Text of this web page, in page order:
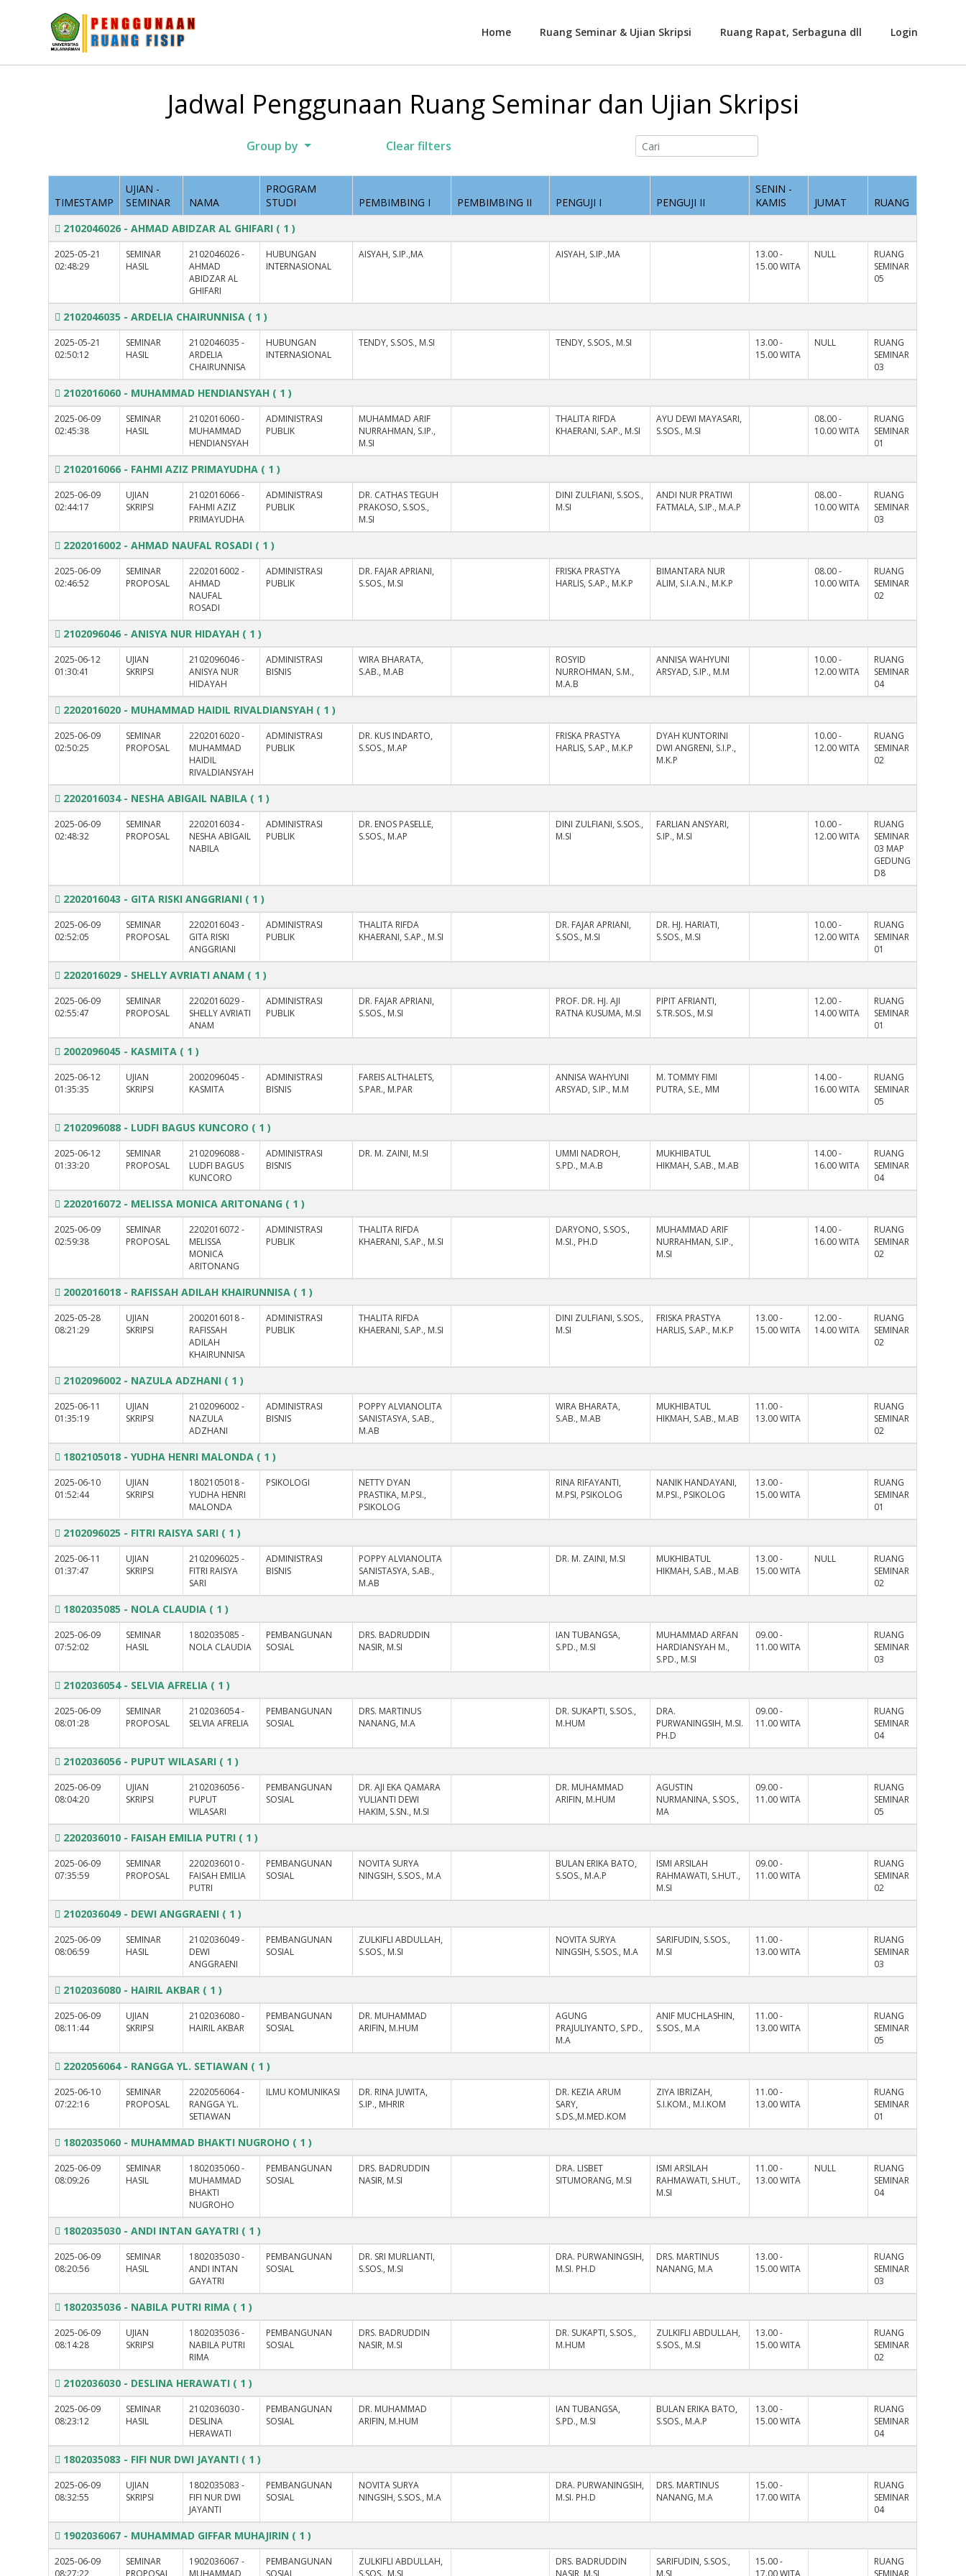
Home Ruang Seminar & Ujian Skripsi Ruang Rapat, Serbaguna dll Login
Jadwal Penggunaan Ruang Seminar dan Ujian Skripsi
Group by Clear filters
TIMESTAMP
UJIAN -
SEMINAR
NAMA
PROGRAM
STUDI
PEMBIMBING I PEMBIMBING II PENGUJI I PENGUJI II
SENIN -
KAMIS
JUMAT
RUANG
2102046026 - AHMAD ABIDZAR AL GHIFARI ( 1 )
2025-05-21
02:48:29
SEMINAR
HASIL
2102046026 -
AHMAD
ABIDZAR AL
GHIFARI
HUBUNGAN
INTERNASIONAL
AISYAH, S.IP.,MA AISYAH, S.IP.,MA
13.00 -
15.00 WITA
NULL
RUANG
SEMINAR
05
2102046035 - ARDELIA CHAIRUNNISA ( 1 )
2025-05-21
02:50:12
SEMINAR
HASIL
2102046035 -
ARDELIA
CHAIRUNNISA
HUBUNGAN
INTERNASIONAL
TENDY, S.SOS., M.SI TENDY, S.SOS., M.SI
13.00 -
15.00 WITA
NULL
RUANG
SEMINAR
03
2102016060 - MUHAMMAD HENDIANSYAH ( 1 )
2025-06-09
02:45:38
SEMINAR
HASIL
2102016060 -
MUHAMMAD
HENDIANSYAH
ADMINISTRASI
PUBLIK
MUHAMMAD ARIF
NURRAHMAN, S.IP.,
M.SI
THALITA RIFDA
KHAERANI, S.AP., M.SI
AYU DEWI MAYASARI,
S.SOS., M.SI
08.00 -
10.00 WITA
RUANG
SEMINAR
01
2102016066 - FAHMI AZIZ PRIMAYUDHA ( 1 )
2025-06-09
02:44:17
UJIAN
SKRIPSI
2102016066 -
FAHMI AZIZ
PRIMAYUDHA
ADMINISTRASI
PUBLIK
DR. CATHAS TEGUH
PRAKOSO, S.SOS.,
M.SI
DINI ZULFIANI, S.SOS.,
M.SI
ANDI NUR PRATIWI
FATMALA, S.IP., M.A.P
08.00 -
10.00 WITA
RUANG
SEMINAR
03
2202016002 - AHMAD NAUFAL ROSADI ( 1 )
2025-06-09
02:46:52
SEMINAR
PROPOSAL
2202016002 -
AHMAD
NAUFAL
ROSADI
ADMINISTRASI
PUBLIK
DR. FAJAR APRIANI,
S.SOS., M.SI
FRISKA PRASTYA
HARLIS, S.AP., M.K.P
BIMANTARA NUR
ALIM, S.I.A.N., M.K.P
08.00 -
10.00 WITA
RUANG
SEMINAR
02
2102096046 - ANISYA NUR HIDAYAH ( 1 )
2025-06-12
01:30:41
UJIAN
SKRIPSI
2102096046 -
ANISYA NUR
HIDAYAH
ADMINISTRASI
BISNIS
WIRA BHARATA,
S.AB., M.AB
ROSYID
NURROHMAN, S.M.,
M.A.B
ANNISA WAHYUNI
ARSYAD, S.IP., M.M
10.00 -
12.00 WITA
RUANG
SEMINAR
04
2202016020 - MUHAMMAD HAIDIL RIVALDIANSYAH ( 1 )
2025-06-09
02:50:25
SEMINAR
PROPOSAL
2202016020 -
MUHAMMAD
HAIDIL
RIVALDIANSYAH
ADMINISTRASI
PUBLIK
DR. KUS INDARTO,
S.SOS., M.AP
FRISKA PRASTYA
HARLIS, S.AP., M.K.P
DYAH KUNTORINI
DWI ANGRENI, S.I.P.,
M.K.P
10.00 -
12.00 WITA
RUANG
SEMINAR
02
2202016034 - NESHA ABIGAIL NABILA ( 1 )
2025-06-09
02:48:32
SEMINAR
PROPOSAL
2202016034 -
NESHA ABIGAIL
NABILA
ADMINISTRASI
PUBLIK
DR. ENOS PASELLE,
S.SOS., M.AP
DINI ZULFIANI, S.SOS.,
M.SI
FARLIAN ANSYARI,
S.IP., M.SI
10.00 -
12.00 WITA
RUANG
SEMINAR
03 MAP
GEDUNG
D8
2202016043 - GITA RISKI ANGGRIANI ( 1 )
2025-06-09
02:52:05
SEMINAR
PROPOSAL
2202016043 -
GITA RISKI
ANGGRIANI
ADMINISTRASI
PUBLIK
THALITA RIFDA
KHAERANI, S.AP., M.SI
DR. FAJAR APRIANI,
S.SOS., M.SI
DR. HJ. HARIATI,
S.SOS., M.SI
10.00 -
12.00 WITA
RUANG
SEMINAR
01
2202016029 - SHELLY AVRIATI ANAM ( 1 )
2025-06-09
02:55:47
SEMINAR
PROPOSAL
2202016029 -
SHELLY AVRIATI
ANAM
ADMINISTRASI
PUBLIK
DR. FAJAR APRIANI,
S.SOS., M.SI
PROF. DR. HJ. AJI
RATNA KUSUMA, M.SI
PIPIT AFRIANTI,
S.TR.SOS., M.SI
12.00 -
14.00 WITA
RUANG
SEMINAR
01
2002096045 - KASMITA ( 1 )
2025-06-12
01:35:35
UJIAN
SKRIPSI
2002096045 -
KASMITA
ADMINISTRASI
BISNIS
FAREIS ALTHALETS,
S.PAR., M.PAR
ANNISA WAHYUNI
ARSYAD, S.IP., M.M
M. TOMMY FIMI
PUTRA, S.E., MM
14.00 -
16.00 WITA
RUANG
SEMINAR
05
2102096088 - LUDFI BAGUS KUNCORO ( 1 )
2025-06-12
01:33:20
SEMINAR
PROPOSAL
2102096088 -
LUDFI BAGUS
KUNCORO
ADMINISTRASI
BISNIS
DR. M. ZAINI, M.SI
UMMI NADROH,
S.PD., M.A.B
MUKHIBATUL
HIKMAH, S.AB., M.AB
14.00 -
16.00 WITA
RUANG
SEMINAR
04
2202016072 - MELISSA MONICA ARITONANG ( 1 )
2025-06-09
02:59:38
SEMINAR
PROPOSAL
2202016072 -
MELISSA
MONICA
ARITONANG
ADMINISTRASI
PUBLIK
THALITA RIFDA
KHAERANI, S.AP., M.SI
DARYONO, S.SOS.,
M.SI., PH.D
MUHAMMAD ARIF
NURRAHMAN, S.IP.,
M.SI
14.00 -
16.00 WITA
RUANG
SEMINAR
02
2002016018 - RAFISSAH ADILAH KHAIRUNNISA ( 1 )
2025-05-28
08:21:29
UJIAN
SKRIPSI
2002016018 -
RAFISSAH
ADILAH
KHAIRUNNISA
ADMINISTRASI
PUBLIK
THALITA RIFDA
KHAERANI, S.AP., M.SI
DINI ZULFIANI, S.SOS.,
M.SI
FRISKA PRASTYA
HARLIS, S.AP., M.K.P
13.00 -
15.00 WITA
12.00 -
14.00 WITA
RUANG
SEMINAR
02
2102096002 - NAZULA ADZHANI ( 1 )
2025-06-11
01:35:19
UJIAN
SKRIPSI
2102096002 -
NAZULA
ADZHANI
ADMINISTRASI
BISNIS
POPPY ALVIANOLITA
SANISTASYA, S.AB.,
M.AB
WIRA BHARATA,
S.AB., M.AB
MUKHIBATUL
HIKMAH, S.AB., M.AB
11.00 -
13.00 WITA
RUANG
SEMINAR
02
1802105018 - YUDHA HENRI MALONDA ( 1 )
2025-06-10
01:52:44
UJIAN
SKRIPSI
1802105018 -
YUDHA HENRI
MALONDA
PSIKOLOGI
NETTY DYAN
PRASTIKA, M.PSI.,
PSIKOLOG
RINA RIFAYANTI,
M.PSI, PSIKOLOG
NANIK HANDAYANI,
M.PSI., PSIKOLOG
13.00 -
15.00 WITA
RUANG
SEMINAR
01
2102096025 - FITRI RAISYA SARI ( 1 )
2025-06-11
01:37:47
UJIAN
SKRIPSI
2102096025 -
FITRI RAISYA
SARI
ADMINISTRASI
BISNIS
POPPY ALVIANOLITA
SANISTASYA, S.AB.,
M.AB
DR. M. ZAINI, M.SI
MUKHIBATUL
HIKMAH, S.AB., M.AB
13.00 -
15.00 WITA
NULL
RUANG
SEMINAR
02
1802035085 - NOLA CLAUDIA ( 1 )
2025-06-09
07:52:02
SEMINAR
HASIL
1802035085 -
NOLA CLAUDIA
PEMBANGUNAN
SOSIAL
DRS. BADRUDDIN
NASIR, M.SI
IAN TUBANGSA,
S.PD., M.SI
MUHAMMAD ARFAN
HARDIANSYAH M.,
S.PD., M.SI
09.00 -
11.00 WITA
RUANG
SEMINAR
03
2102036054 - SELVIA AFRELIA ( 1 )
2025-06-09
08:01:28
SEMINAR
PROPOSAL
2102036054 -
SELVIA AFRELIA
PEMBANGUNAN
SOSIAL
DRS. MARTINUS
NANANG, M.A
DR. SUKAPTI, S.SOS.,
M.HUM
DRA.
PURWANINGSIH, M.SI.
PH.D
09.00 -
11.00 WITA
RUANG
SEMINAR
04
2102036056 - PUPUT WILASARI ( 1 )
2025-06-09
08:04:20
UJIAN
SKRIPSI
2102036056 -
PUPUT
WILASARI
PEMBANGUNAN
SOSIAL
DR. AJI EKA QAMARA
YULIANTI DEWI
HAKIM, S.SN., M.SI
DR. MUHAMMAD
ARIFIN, M.HUM
AGUSTIN
NURMANINA, S.SOS.,
MA
09.00 -
11.00 WITA
RUANG
SEMINAR
05
2202036010 - FAISAH EMILIA PUTRI ( 1 )
2025-06-09
07:35:59
SEMINAR
PROPOSAL
2202036010 -
FAISAH EMILIA
PUTRI
PEMBANGUNAN
SOSIAL
NOVITA SURYA
NINGSIH, S.SOS., M.A
BULAN ERIKA BATO,
S.SOS., M.A.P
ISMI ARSILAH
RAHMAWATI, S.HUT.,
M.SI
09.00 -
11.00 WITA
RUANG
SEMINAR
02
2102036049 - DEWI ANGGRAENI ( 1 )
2025-06-09
08:06:59
SEMINAR
HASIL
2102036049 -
DEWI
ANGGRAENI
PEMBANGUNAN
SOSIAL
ZULKIFLI ABDULLAH,
S.SOS., M.SI
NOVITA SURYA
NINGSIH, S.SOS., M.A
SARIFUDIN, S.SOS.,
M.SI
11.00 -
13.00 WITA
RUANG
SEMINAR
03
2102036080 - HAIRIL AKBAR ( 1 )
2025-06-09
08:11:44
UJIAN
SKRIPSI
2102036080 -
HAIRIL AKBAR
PEMBANGUNAN
SOSIAL
DR. MUHAMMAD
ARIFIN, M.HUM
AGUNG
PRAJULIYANTO, S.PD.,
M.A
ANIF MUCHLASHIN,
S.SOS., M.A
11.00 -
13.00 WITA
RUANG
SEMINAR
05
2202056064 - RANGGA YL. SETIAWAN ( 1 )
2025-06-10
07:22:16
SEMINAR
PROPOSAL
2202056064 -
RANGGA YL.
SETIAWAN
ILMU KOMUNIKASI
DR. RINA JUWITA,
S.IP., MHRIR
DR. KEZIA ARUM
SARY,
S.DS.,M.MED.KOM
ZIYA IBRIZAH,
S.I.KOM., M.I.KOM
11.00 -
13.00 WITA
RUANG
SEMINAR
01
1802035060 - MUHAMMAD BHAKTI NUGROHO ( 1 )
2025-06-09
08:09:26
SEMINAR
HASIL
1802035060 -
MUHAMMAD
BHAKTI
NUGROHO
PEMBANGUNAN
SOSIAL
DRS. BADRUDDIN
NASIR, M.SI
DRA. LISBET
SITUMORANG, M.SI
ISMI ARSILAH
RAHMAWATI, S.HUT.,
M.SI
11.00 -
13.00 WITA
NULL
RUANG
SEMINAR
04
1802035030 - ANDI INTAN GAYATRI ( 1 )
2025-06-09
08:20:56
SEMINAR
HASIL
1802035030 -
ANDI INTAN
GAYATRI
PEMBANGUNAN
SOSIAL
DR. SRI MURLIANTI,
S.SOS., M.SI
DRA. PURWANINGSIH,
M.SI. PH.D
DRS. MARTINUS
NANANG, M.A
13.00 -
15.00 WITA
RUANG
SEMINAR
03
1802035036 - NABILA PUTRI RIMA ( 1 )
2025-06-09
08:14:28
UJIAN
SKRIPSI
1802035036 -
NABILA PUTRI
RIMA
PEMBANGUNAN
SOSIAL
DRS. BADRUDDIN
NASIR, M.SI
DR. SUKAPTI, S.SOS.,
M.HUM
ZULKIFLI ABDULLAH,
S.SOS., M.SI
13.00 -
15.00 WITA
RUANG
SEMINAR
02
2102036030 - DESLINA HERAWATI ( 1 )
2025-06-09
08:23:12
SEMINAR
HASIL
2102036030 -
DESLINA
HERAWATI
PEMBANGUNAN
SOSIAL
DR. MUHAMMAD
ARIFIN, M.HUM
IAN TUBANGSA,
S.PD., M.SI
BULAN ERIKA BATO,
S.SOS., M.A.P
13.00 -
15.00 WITA
RUANG
SEMINAR
04
1802035083 - FIFI NUR DWI JAYANTI ( 1 )
2025-06-09
08:32:55
UJIAN
SKRIPSI
1802035083 -
FIFI NUR DWI
JAYANTI
PEMBANGUNAN
SOSIAL
NOVITA SURYA
NINGSIH, S.SOS., M.A
DRA. PURWANINGSIH,
M.SI. PH.D
DRS. MARTINUS
NANANG, M.A
15.00 -
17.00 WITA
RUANG
SEMINAR
04
1902036067 - MUHAMMAD GIFFAR MUHAJIRIN ( 1 )
2025-06-09
08:27:22
SEMINAR
PROPOSAL
1902036067 -
MUHAMMAD
PEMBANGUNAN
SOSIAL
ZULKIFLI ABDULLAH,
S.SOS., M.SI
DRS. BADRUDDIN
NASIR, M.SI
SARIFUDIN, S.SOS.,
M.SI
15.00 -
17.00 WITA
RUANG
SEMINAR